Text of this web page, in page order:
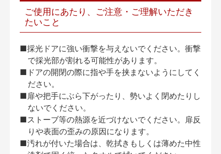
ご使用にあたり、ご注意・ご理解いただき
たいこと
■採光ドアに強い衝撃を与えないでください。衝撃
で採光部が割れる可能性があります。
■ドアの開閉の際に指や手を挟まないようにしてく
ださい。
■扉や把手にぶら下がったり、勢いよく閉めたりし
ないでください。
■ストーブ等の熱源を近づけないでください。扉反
りや表面の歪みの原因になります。
■汚れが付いた場合は、乾拭きもしくは薄めた中性